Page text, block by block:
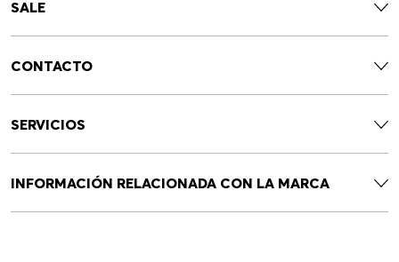
SALE
CONTACTO
SERVICIOS
INFORMACIÓN RELACIONADA CON LA MARCA